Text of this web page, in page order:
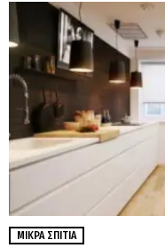
ΜΙΚΡΆ ΣΠΊΤΙΑ